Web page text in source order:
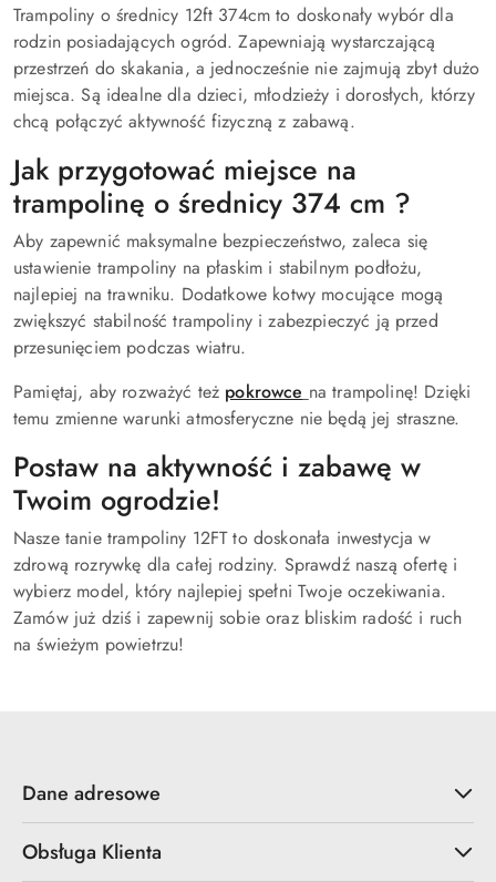
Trampoliny o średnicy 12ft 374cm to doskonały wybór dla
rodzin posiadających ogród. Zapewniają wystarczającą
przestrzeń do skakania, a jednocześnie nie zajmują zbyt dużo
miejsca. Są idealne dla dzieci, młodzieży i dorosłych, którzy
chcą połączyć aktywność fizyczną z zabawą.
Jak przygotować miejsce na
trampolinę o średnicy 374 cm ?
Aby zapewnić maksymalne bezpieczeństwo, zaleca się
ustawienie trampoliny na płaskim i stabilnym podłożu,
najlepiej na trawniku. Dodatkowe kotwy mocujące mogą
zwiększyć stabilność trampoliny i zabezpieczyć ją przed
przesunięciem podczas wiatru.
Pamiętaj, aby rozważyć też pokrowce na trampolinę! Dzięki
temu zmienne warunki atmosferyczne nie będą jej straszne.
Postaw na aktywność i zabawę w
Twoim ogrodzie!
Nasze tanie trampoliny 12FT to doskonała inwestycja w
zdrową rozrywkę dla całej rodziny. Sprawdź naszą ofertę i
wybierz model, który najlepiej spełni Twoje oczekiwania.
Zamów już dziś i zapewnij sobie oraz bliskim radość i ruch
na świeżym powietrzu!
Dane adresowe
Obsługa Klienta